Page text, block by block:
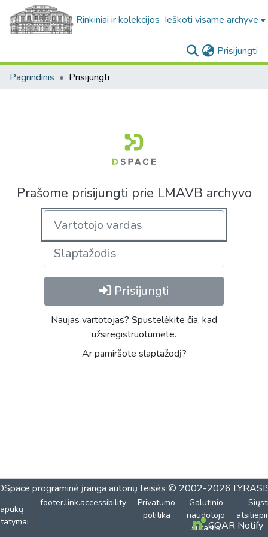
Rinkiniai ir kolekcijos Ieškoti visame archyve
Prisijungti
Pagrindinis Prisijungti
Prašome prisijungti prie LMAVB archyvo
Prisijungti
Naujas vartotojas? Spustelėkite čia, kad
užsiregistruotumėte.
Ar pamiršote slaptažodį?
programinė įranga autorių teisės © 2002-2026
footer.link.accessibility
Privatumo
politika
Galutinio
naudotojo
sutartisCOAR Notify